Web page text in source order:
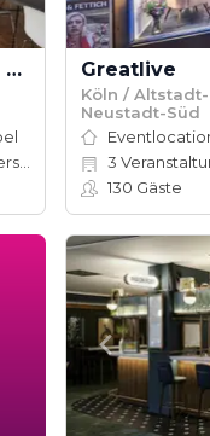
Penthouse Loft by Loft Studio Cologne Greatlive
Köln / Altstadt-
Neustadt-Süd
3
130 Gäste